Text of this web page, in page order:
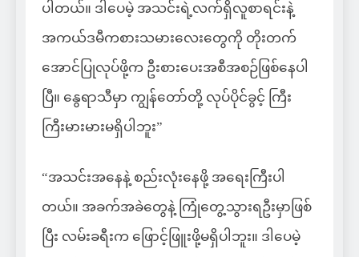
ပါတယ်။ ဒါပေမဲ့ အသင်းရဲ့လက်ရှိလူစာရင်းနဲ့
အကယ်ဒမီကစားသမားလေးတွေကို တိုးတက်
အောင်ပြုလုပ်ဖို့က ဦးစားပေးအစီအစဉ်ဖြစ်နေပါ
ပြီ။ နွေရာသီမှာ ကျွန်တော်တို့ လုပ်ပိုင်ခွင့် ကြီး
ကြီးမားမားမရှိပါဘူး”
“အသင်းအနေနဲ့ စည်းလုံးနေဖို့ အရေးကြီးပါ
တယ်။ အခက်အခဲတွေနဲ့ ကြုံတွေ့သွားရဦးမှာဖြစ်
ပြီး လမ်းခရီးက ဖြောင့်ဖြူးဖို့မရှိပါဘူး။ ဒါပေမဲ့